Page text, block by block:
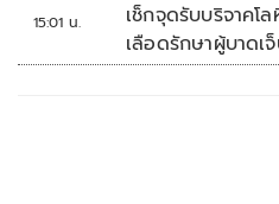
15:01 น.
เช็กจุดรับบริจาคโ
เลือดรักษาผู้บาดเ
ยูนิต